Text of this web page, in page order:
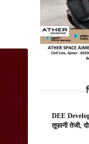
DEE
तूफानी तेजी,